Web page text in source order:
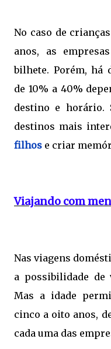
No caso de
anos, as
bilhete. Porém, há
de 10% a 40%
destino e horário.
destinos mais
filhos e criar
Viajando com
Nas viagens
a possibilidade de
Mas a idade
cinco a oito anos,
cada uma das